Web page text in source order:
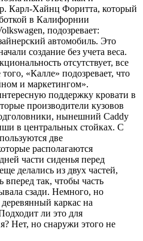
Карл-Хайнц Форитта, который
в Калифорнии
подозревает:
автомобиль. Это
создание без учета веса.
отсутствует, все
«Калле» подозревает, что
и маркетингом».
поддержку кровати в
производители кузовов
нынешний Caddy
в центральных стойках. С
две
располагаются
части сиденья перед
делались из двух частей,
так, чтобы часть
сзади. Немного, но
каркас на
ли это для
Нет, но снаружи этого не